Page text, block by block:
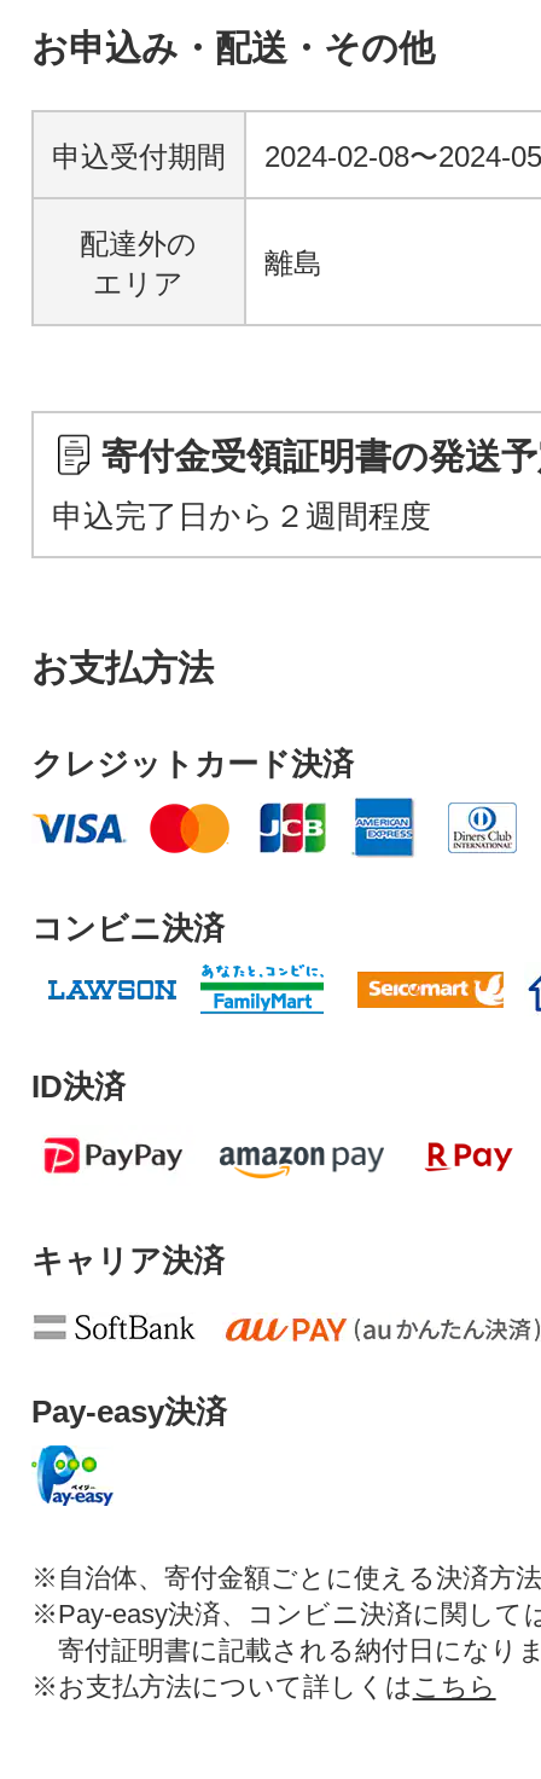
お申込み・配送・その他
申込受付期間 2024-02-08〜2024-
配達外の
エリア
離島
寄付金受領証明書の発送
申込完了日から２週間程度
お支払方法
クレジットカード決済
コンビニ決済
ID決済
キャリア決済
Pay-easy決済
※自治体、寄付金額ごとに使える決済方
※Pay-easy決済、コンビニ決済に関して
寄付証明書に記載される納付日になり
※お支払方法について詳しくは こちら